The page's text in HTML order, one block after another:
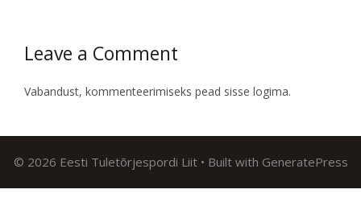
Leave a Comment
Vabandust, kommenteerimiseks pead sisse logima.
© 2026 Eesti Tuletõrjespordi Liit• Built with GeneratePress